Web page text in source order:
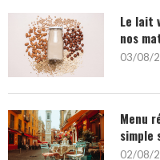
Le lait
nos
03/08/
Menu
simple
02/08/